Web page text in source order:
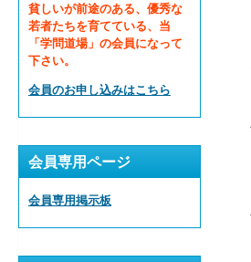
貧しいが前途のある、優秀な
若者たちを育てている、当
「学問道場」の会員になって
下さい。
会員のお申し込みはこちら
会員専用ページ
会員専用掲示板